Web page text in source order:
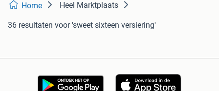
Home Heel Marktplaats
36 resultaten voor 'sweet sixteen versiering'